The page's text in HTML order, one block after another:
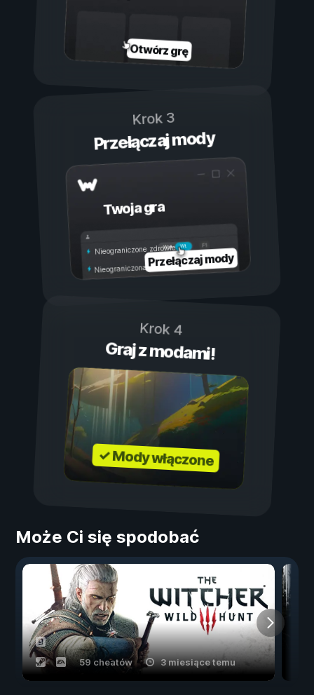
Otwórz grę
Krok 3
Przełączaj mody
Twoja gra
Wł.
Wył.
Nieograniczone zdrowie
Nieograniczona wytrzymałość
Przełączaj mody
Krok 4
Graj z modami!
✓ Mody włączone
Może Ci się spodobać
59 cheatów 3 miesiące temu